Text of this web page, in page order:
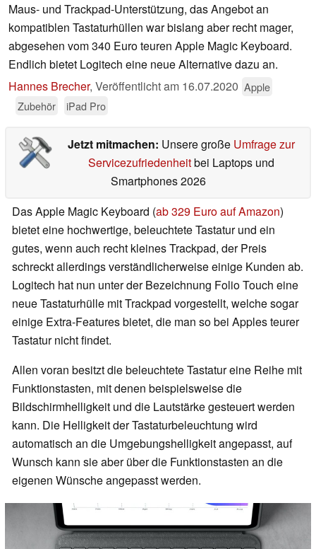
Maus- und Trackpad-Unterstützung, das Angebot an
kompatiblen Tastaturhüllen war bislang aber recht mager,
abgesehen vom 340 Euro teuren Apple Magic Keyboard.
Endlich bietet Logitech eine neue Alternative dazu an.
Hannes Brecher, Veröffentlicht am 16.07.2020 Apple
Zubehör
iPad Pro
Jetzt mitmachen: Unsere große Umfrage zur
Servicezufriedenheitbei Laptops und
Smartphones 2026
Das Apple Magic Keyboard (ab 329 Euro auf Amazon)
bietet eine hochwertige, beleuchtete Tastatur und ein
gutes, wenn auch recht kleines Trackpad, der Preis
schreckt allerdings verständlicherweise einige Kunden ab.
Logitech hat nun unter der Bezeichnung Folio Touch eine
neue Tastaturhülle mit Trackpad vorgestellt, welche sogar
einige Extra-Features bietet, die man so bei Apples teurer
Tastatur nicht findet.
Allen voran besitzt die beleuchtete Tastatur eine Reihe mit
Funktionstasten, mit denen beispielsweise die
Bildschirmhelligkeit und die Lautstärke gesteuert werden
kann. Die Helligkeit der Tastaturbeleuchtung wird
automatisch an die Umgebungshelligkeit angepasst, auf
Wunsch kann sie aber über die Funktionstasten an die
eigenen Wünsche angepasst werden.